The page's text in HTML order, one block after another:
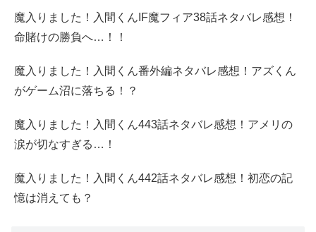
魔入りました！入間くんIF魔フィア38話ネタバレ感想！
命賭けの勝負へ…！！
魔入りました！入間くん番外編ネタバレ感想！アズくん
がゲーム沼に落ちる！？
魔入りました！入間くん443話ネタバレ感想！アメリの
涙が切なすぎる…！
魔入りました！入間くん442話ネタバレ感想！初恋の記
憶は消えても？